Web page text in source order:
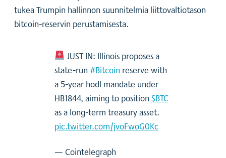
tukea Trumpin hallinnon suunnitelmia liittovaltiotason
bitcoin-reservin perustamisesta.
JUST IN: Illinois proposes a
state-run#Bitcoinreserve with
a 5-year hodl mandate under
HB1844, aiming to position$BTC
as a long-term treasury asset.
pic.twitter.com/jvoFwoG0Kc
— Cointelegraph